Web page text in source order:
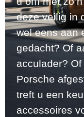
deze veilig in
wel eens aan
gedacht? Of
acculader?
Porsche
treft u een
accessoires